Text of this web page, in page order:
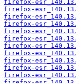
firefox-
firefox-
firefox-
firefox-
firefox-
firefox-
firefox-
firefox-
firefox-
firefox-
firefox-